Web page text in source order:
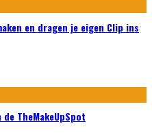
en dragen je eigen Clip ins
TheMakeUpSpot